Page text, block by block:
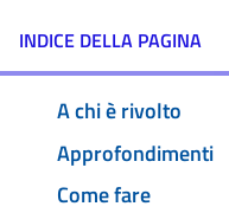
INDICE DELLA PAGINA
A chi è rivolto
Approfondimenti
Come fare